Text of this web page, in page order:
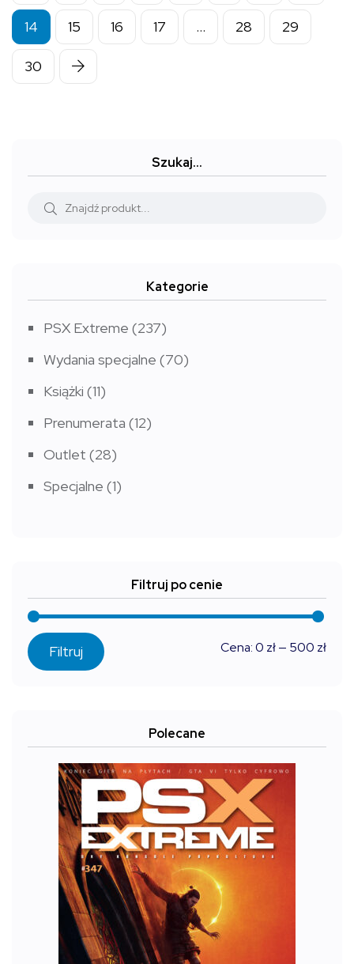
14 15 16 17 … 28 29
30
Szukaj…
Kategorie
PSX Extreme (237)
Wydania specjalne (70)
Książki (11)
Prenumerata (12)
Outlet (28)
Specjalne (1)
Filtruj po cenie
Filtruj Cena:0 zł— 500 zł
Polecane